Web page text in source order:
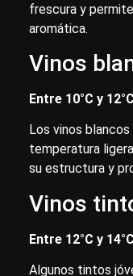
frescura y
aromática.
Vinos
Entre 10°C y 12°C
Los vinos
temperatura
su estructura y
Vinos
Entre 12°C y 14°C
Algunos tintos